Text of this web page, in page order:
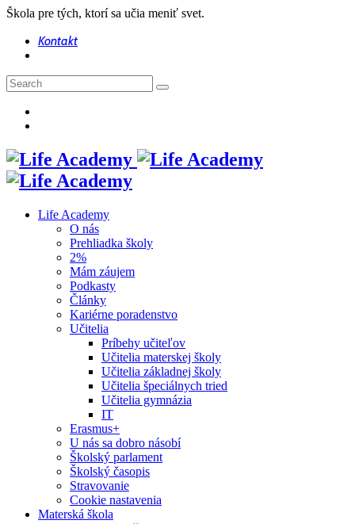
Škola pre tých, ktorí sa učia meniť svet.
Kontakt
Life Academy
O nás
Prehliadka školy
2%
Mám záujem
Podkasty
Články
Kariérne poradenstvo
Učitelia
Príbehy učiteľov
Učitelia materskej školy
Učitelia základnej školy
Učitelia špeciálnych tried
Učitelia gymnázia
IT
Erasmus+
U nás sa dobro násobí
Školský parlament
Školský časopis
Stravovanie
Cookie nastavenia
Materská škola